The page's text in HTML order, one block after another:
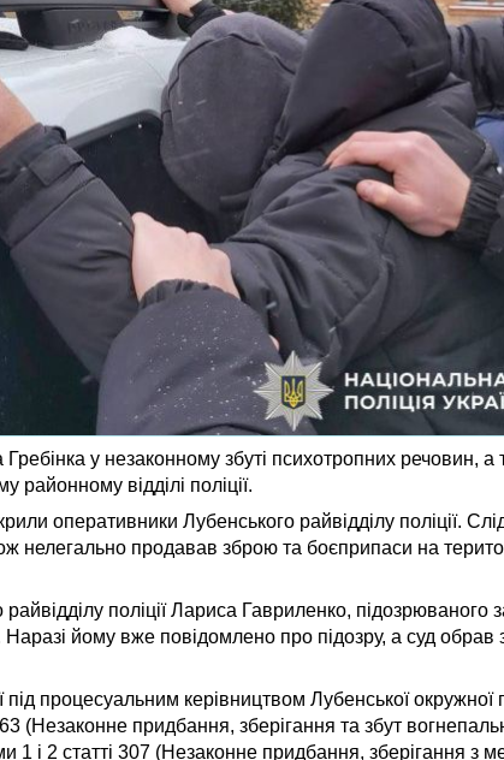
у незаконному збуті психотропних речовин, а
відділі поліції.
оперативники Лубенського райвідділу поліції.
продавав зброю та боєприпаси на
поліції Лариса Гавриленко, підозрюваного
йому вже повідомлено про підозру, а суд обрав
під процесуальним керівництвом Лубенської окружної
(Незаконне придбання, зберігання та збут
і 2 статті 307 (Незаконне придбання, зберігання з